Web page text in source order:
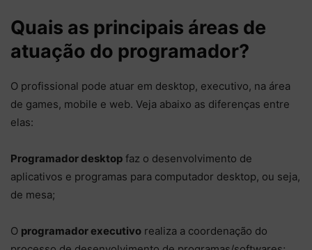
Quais as principais áreas de
atuação do programador?
O profissional pode atuar em desktop, executivo, na área
de games, mobile e web. Veja abaixo as diferenças entre
elas:
Programador desktop faz o desenvolvimento de
aplicativos e programas para computador desktop, ou seja,
de mesa;
O programador executivo realiza a coordenação do